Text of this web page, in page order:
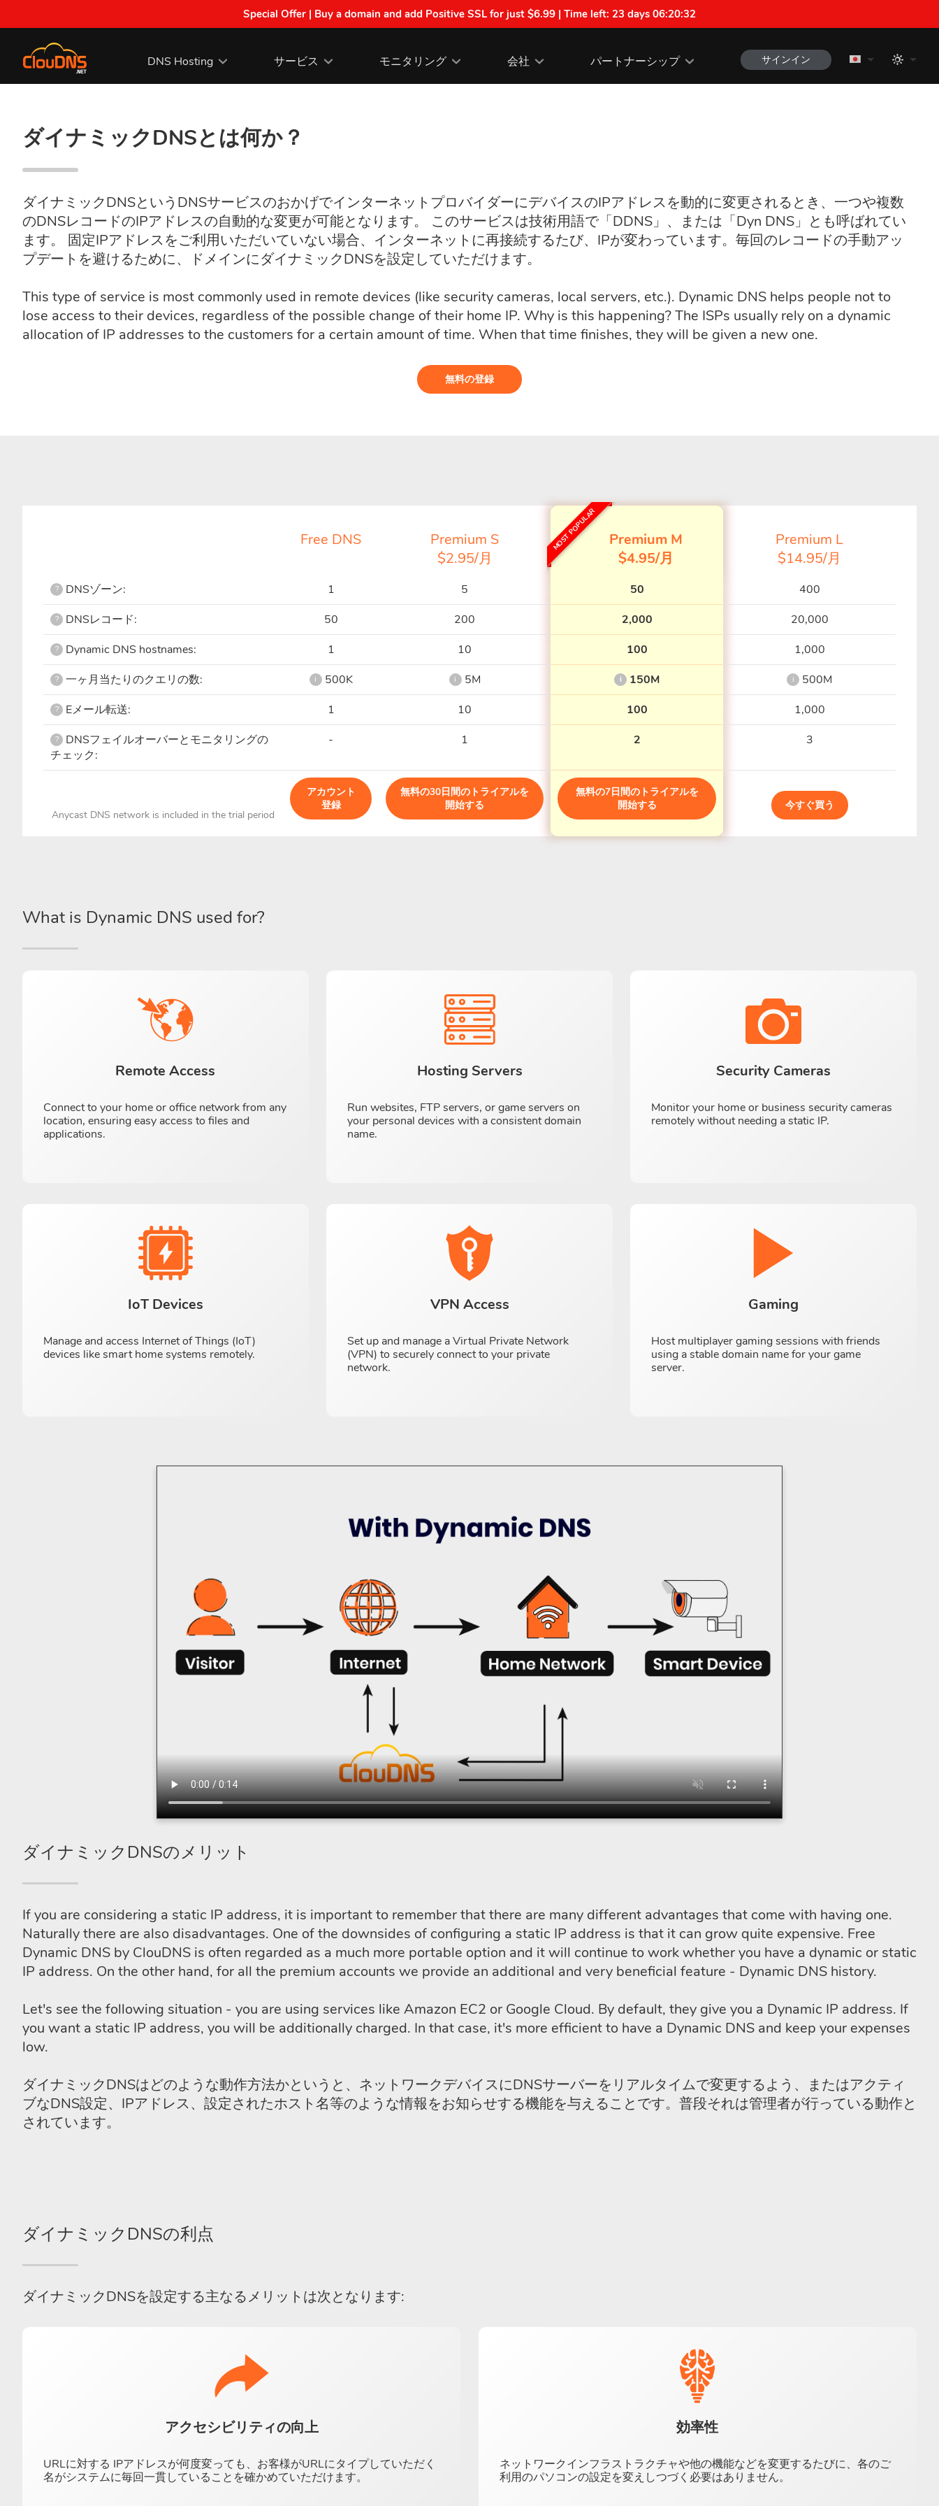
Special Offer | Buy a domain and add Positive SSL for just $6.99 | Time left: 23 days 06:20:31
DNS Hosting サービス モニタリング 会社 パートナーシップ サインイン
ダイナミックDNSとは何か？
ダイナミックDNSというDNSサービスのおかげでインターネットプロバイダーにデバイスのIPアドレスを動的に変更されるとき、一つや複数
のDNSレコードのIPアドレスの自動的な変更が可能となります。 このサービスは技術用語で「DDNS」、または「Dyn DNS」とも呼ばれてい
ます。 固定IPアドレスをご利用いただいていない場合、インターネットに再接続するたび、IPが変わっています。毎回のレコードの手動アッ
プデートを避けるために、ドメインにダイナミックDNSを設定していただけます。
This type of service is most commonly used in remote devices (like security cameras, local servers, etc.). Dynamic DNS helps people not to
lose access to their devices, regardless of the possible change of their home IP. Why is this happening? The ISPs usually rely on a dynamic
allocation of IP addresses to the customers for a certain amount of time. When that time finishes, they will be given a new one.
無料の登録
Free DNS
Premium S
$2.95/月
Premium M
MOST POPULAR
$4.95/月
Premium L
$14.95/月
? DNSゾーン: 1 5 50 400
? DNSレコード: 50 200 2,000 20,000
? Dynamic DNS hostnames: 1 10 100 1,000
? 一ヶ月当たりのクエリの数: i 500K i 5M i 150M i 500M
? Eメール転送: 1 10 100 1,000
?
DNSフェイルオーバーとモニタリングの
チェック:
- 1 2 3
Anycast DNS network is included in the trial period
アカウント
登録
無料の30日間のトライアルを
開始する
無料の7日間のトライアルを
開始する
今すぐ買う
What is Dynamic DNS used for?
Remote Access
Connect to your home or office network from any
location, ensuring easy access to files and
applications.
Hosting Servers
Run websites, FTP servers, or game servers on
your personal devices with a consistent domain
name.
Security Cameras
Monitor your home or business security cameras
remotely without needing a static IP.
IoT Devices
Manage and access Internet of Things (IoT)
devices like smart home systems remotely.
VPN Access
Set up and manage a Virtual Private Network
(VPN) to securely connect to your private
network.
Gaming
Host multiplayer gaming sessions with friends
using a stable domain name for your game
server.
ダイナミックDNSのメリット
If you are considering a static IP address, it is important to remember that there are many different advantages that come with having one.
Naturally there are also disadvantages. One of the downsides of configuring a static IP address is that it can grow quite expensive. Free
Dynamic DNS by ClouDNS is often regarded as a much more portable option and it will continue to work whether you have a dynamic or static
IP address. On the other hand, for all the premium accounts we provide an additional and very beneficial feature - Dynamic DNS history.
Let's see the following situation - you are using services like Amazon EC2 or Google Cloud. By default, they give you a Dynamic IP address. If
you want a static IP address, you will be additionally charged. In that case, it's more efficient to have a Dynamic DNS and keep your expenses
low.
ダイナミックDNSはどのような動作方法かというと、ネットワークデバイスにDNSサーバーをリアルタイムで変更するよう、またはアクティ
ブなDNS設定、IPアドレス、設定されたホスト名等のような情報をお知らせする機能を与えることです。普段それは管理者が行っている動作と
されています。
ダイナミックDNSの利点
ダイナミックDNSを設定する主なるメリットは次となります:
アクセシビリティの向上
URLに対する IPアドレスが何度変っても、お客様がURLにタイプしていただく
名がシステムに毎回一貫していることを確かめていただけます。
効率性
ネットワークインフラストラクチャや他の機能などを変更するたびに、各のご
利用のパソコンの設定を変えしつづく必要はありません。